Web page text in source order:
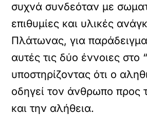
συχνά συνδεόταν με
επιθυμίες και υλικές
Πλάτωνας, για
αυτές τις δύο έννοιες στο
υποστηρίζοντας ότι ο
οδηγεί τον άνθρωπο προς
και την αλήθεια.